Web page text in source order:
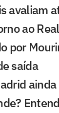
avaliam
ao
por
saída